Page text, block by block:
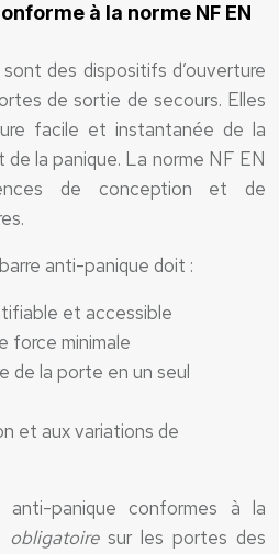
à la norme NF EN
des dispositifs d’ouverture
de sortie de secours. Elles
facile et instantanée de la
la panique. La norme NF EN
de conception et de
anti-panique doit :
et accessible
force minimale
de la porte en un seul
et aux variations de
anti-panique conformes à la
obligatoire sur les portes des